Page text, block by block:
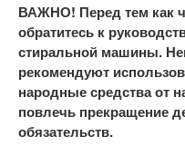
ВАЖНО! Перед тем как
обратитесь к
стиральной машины.
рекомендуют
народные средства от
повлечь прекращение
обязательств.